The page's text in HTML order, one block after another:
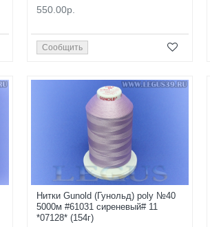
550.00р.
Сообщить
Нитки Gunold (Гунольд) poly №40
5000м #61031 сиреневый# 11
*07128* (154г)